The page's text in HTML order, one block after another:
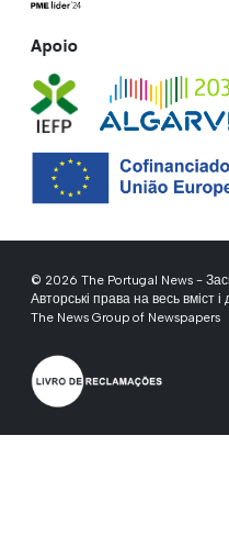
Apoio
© 2026 The Portugal News -
Авторські права на весь вміст
The News Group of Newspapers